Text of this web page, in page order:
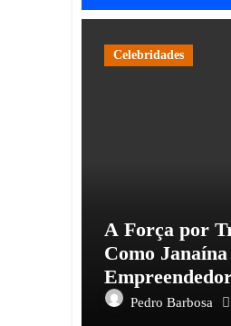
Celebridades
A Força por
Como
e Liberdade
Pedro Barbosa